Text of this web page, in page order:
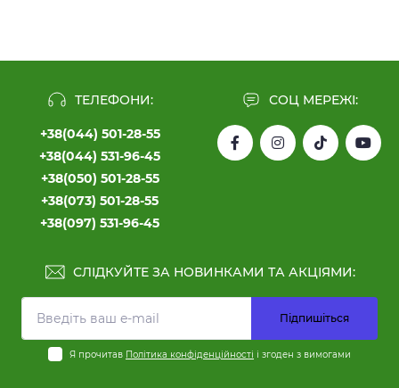
ТЕЛЕФОНИ:
+38(044) 501-28-55
+38(044) 531-96-45
+38(050) 501-28-55
+38(073) 501-28-55
+38(097) 531-96-45
СОЦ МЕРЕЖІ:
СЛІДКУЙТЕ ЗА НОВИНКАМИ ТА АКЦІЯМИ:
Підпишіться
Я прочитав Політика конфіденційності і згоден з вимогами